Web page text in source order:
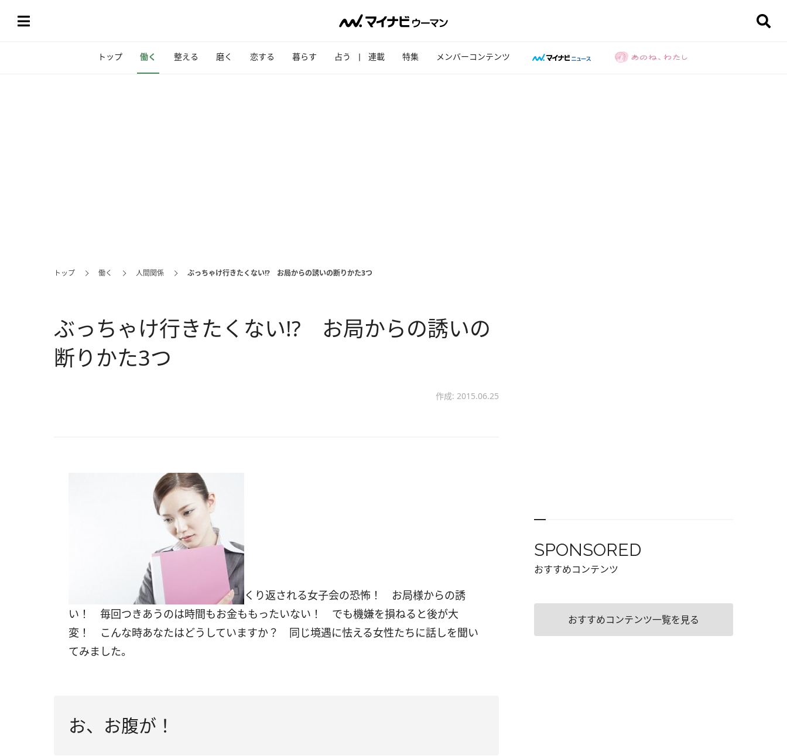
トップ 働く 整える 磨く 恋する 暮らす 占う 連載 特集 メンバーコンテンツ
トップ 働く 人間関係 ぶっちゃけ行きたくない!? お局からの誘いの断りかた3つ
ぶっちゃけ行きたくない!? お局からの誘いの
断りかた3つ
作成: 2015.06.25
くり返される女子会の恐怖！ お局様からの誘
い！ 毎回つきあうのは時間もお金ももったいない！ でも機嫌を損ねると後が大
変！ こんな時あなたはどうしていますか？ 同じ境遇に怯える女性たちに話しを聞い
てみました。
お、お腹が！
SPONSORED
おすすめコンテンツ
おすすめコンテンツ一覧を見る